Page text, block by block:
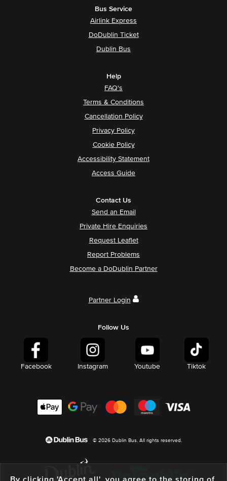
Bus Service
Airlink Express
DoDublin Ticket
Dublin Bus
Help
FAQ's
Terms & Conditions
Cancellation Policy
Privacy Policy
Cookie Policy
Accessibility Statement
Access Guide
Contact Us
Send an Email
Private Hire Enquiries
Request Leaflet
Report Problems
Become a DoDublin Partner
Partner Login
Follow Us
Facebook Instagram Youtube Tiktok
© 2026 Dublin Bus. All rights reserved.